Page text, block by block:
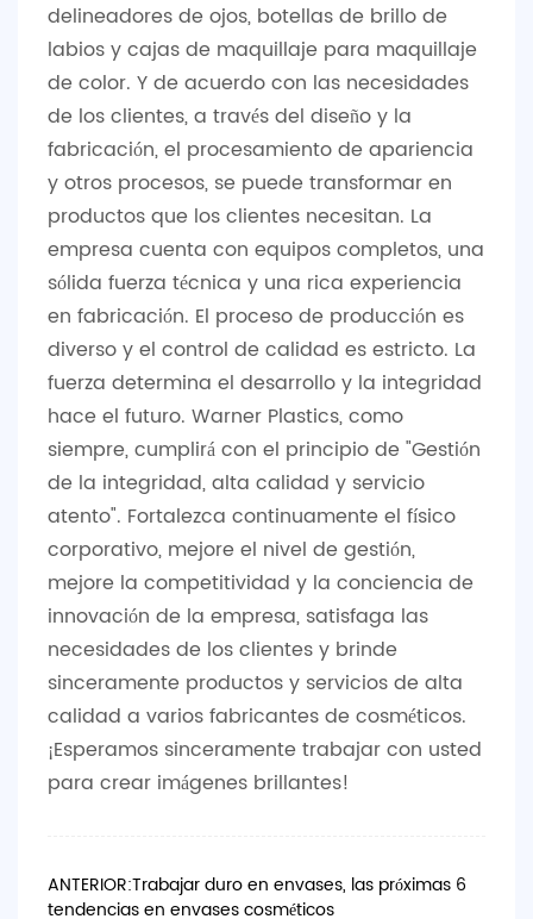
delineadores de ojos, botellas de brillo de
labios y cajas de maquillaje para maquillaje
de color. Y de acuerdo con las necesidades
de los clientes, a través del diseño y la
fabricación, el procesamiento de apariencia
y otros procesos, se puede transformar en
productos que los clientes necesitan. La
empresa cuenta con equipos completos, una
sólida fuerza técnica y una rica experiencia
en fabricación. El proceso de producción es
diverso y el control de calidad es estricto. La
fuerza determina el desarrollo y la integridad
hace el futuro. Warner Plastics, como
siempre, cumplirá con el principio de "Gestión
de la integridad, alta calidad y servicio
atento". Fortalezca continuamente el físico
corporativo, mejore el nivel de gestión,
mejore la competitividad y la conciencia de
innovación de la empresa, satisfaga las
necesidades de los clientes y brinde
sinceramente productos y servicios de alta
calidad a varios fabricantes de cosméticos.
¡Esperamos sinceramente trabajar con usted
para crear imágenes brillantes!
ANTERIOR:Trabajar duro en envases, las próximas 6
tendencias en envases cosméticos